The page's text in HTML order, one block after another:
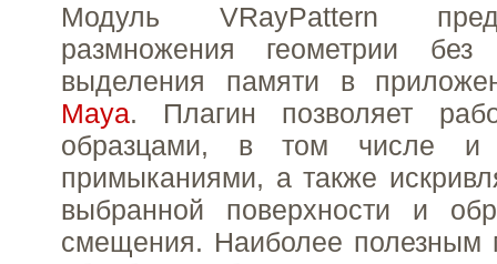
Модуль VRayPattern
размножения геометрии без
выделения памяти в
Maya. Плагин позволяет
образцами, в том числе и
примыканиями, а также
выбранной поверхности и
смещения. Наиболее полезным